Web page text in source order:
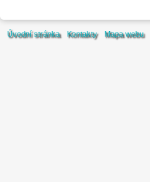
Úvodní stránka Kontakty Mapa webu